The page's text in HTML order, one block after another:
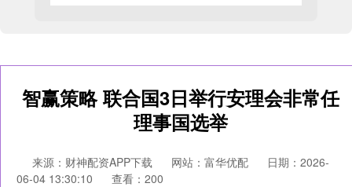
智赢策略 联合国3日举行安理会非常任
理事国选举
来源：财神配资APP下载 网站：富华优配
日期：2026-
06-04 13:30:10
查看：200